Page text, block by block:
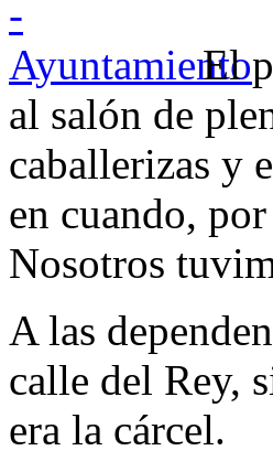
El
al salón de
caballerizas y
en cuando,
Nosotros
A las
calle del Rey,
era la cárcel.